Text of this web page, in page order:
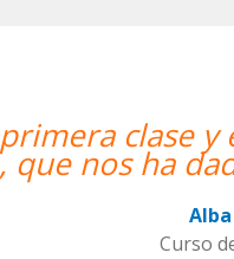
muy
clase muy